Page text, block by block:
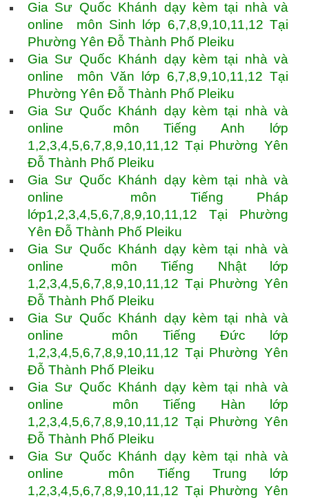
Gia Sư Quốc Khánh dạy kèm tại nhà và
online môn Sinh lớp 6,7,8,9,10,11,12 Tại
Phường Yên Đỗ Thành Phố Pleiku
Gia Sư Quốc Khánh dạy kèm tại nhà và
online môn Văn lớp 6,7,8,9,10,11,12 Tại
Phường Yên Đỗ Thành Phố Pleiku
Gia Sư Quốc Khánh dạy kèm tại nhà và
online môn Tiếng Anh lớp
1,2,3,4,5,6,7,8,9,10,11,12 Tại Phường Yên
Đỗ Thành Phố Pleiku
Gia Sư Quốc Khánh dạy kèm tại nhà và
online môn Tiếng Pháp
lớp1,2,3,4,5,6,7,8,9,10,11,12 Tại Phường
Yên Đỗ Thành Phố Pleiku
Gia Sư Quốc Khánh dạy kèm tại nhà và
online môn Tiếng Nhật lớp
1,2,3,4,5,6,7,8,9,10,11,12 Tại Phường Yên
Đỗ Thành Phố Pleiku
Gia Sư Quốc Khánh dạy kèm tại nhà và
online môn Tiếng Đức lớp
1,2,3,4,5,6,7,8,9,10,11,12 Tại Phường Yên
Đỗ Thành Phố Pleiku
Gia Sư Quốc Khánh dạy kèm tại nhà và
online môn Tiếng Hàn lớp
1,2,3,4,5,6,7,8,9,10,11,12 Tại Phường Yên
Đỗ Thành Phố Pleiku
Gia Sư Quốc Khánh dạy kèm tại nhà và
online môn Tiếng Trung lớp
1,2,3,4,5,6,7,8,9,10,11,12 Tại Phường Yên